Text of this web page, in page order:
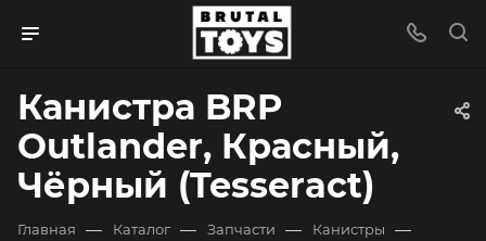
Канистра BRP
Outlander, Красный,
Чёрный (Tesseract)
Главная — Каталог — Запчасти — Канистры —